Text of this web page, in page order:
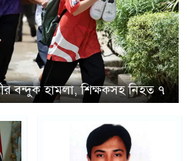
বন্দুক হামলা, শিক্ষকসহ নিহত ৭